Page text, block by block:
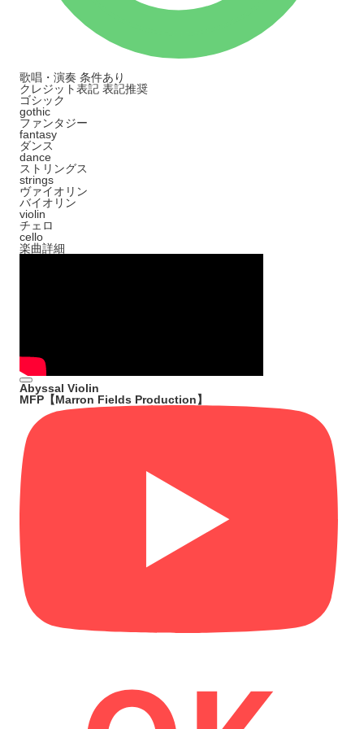
歌唱・演奏 条件あり
クレジット表記 表記推奨
ゴシック
gothic
ファンタジー
fantasy
ダンス
dance
ストリングス
strings
ヴァイオリン
バイオリン
violin
チェロ
cello
楽曲詳細
Abyssal Violin
MFP【Marron Fields Production】